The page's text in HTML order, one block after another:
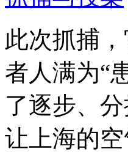
此次抓捕
者人满为“
了逐步、
让上海的